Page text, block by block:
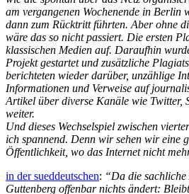
am vergangenen Wochenende in Berlin
dann zum Rücktritt führten. Aber ohne
wäre das so nicht passiert. Die ersten
klassischen Medien auf. Daraufhin
Projekt gestartet und zusätzliche
berichteten wieder darüber, unzählige
Informationen und Verweise auf
Artikel über diverse Kanäle wie Twitter,
weiter.
Und dieses Wechselspiel zwischen
ich spannend. Denn wir sehen wir eine
Öffentlichkeit, wo das Internet nicht
in der sueddeutschen: “Da die
Guttenberg offenbar nichts ändert: